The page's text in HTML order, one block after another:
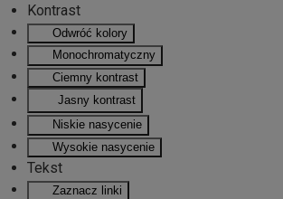
Kontrast
Odwróć kolory
Monochromatyczny
Ciemny kontrast
Jasny kontrast
Niskie nasycenie
Wysokie nasycenie
Tekst
Zaznacz linki
Przejdź do głównej treści